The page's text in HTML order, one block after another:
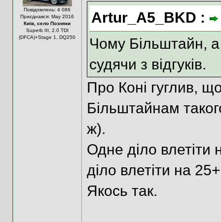
Повідомлень: 4 086
Приєднався: May 2016
Київ, село Позняки
Superb III, 2.0 TDI
(DFCA)+Stage 1, DQ250
Artur_A5_BKD :
Чому Більштайн, а
судячи з відгуків.
Про Коні гуглив,
Більштайнам
ж).
Одне діло влетіти
діло влетіти на
Якось так.